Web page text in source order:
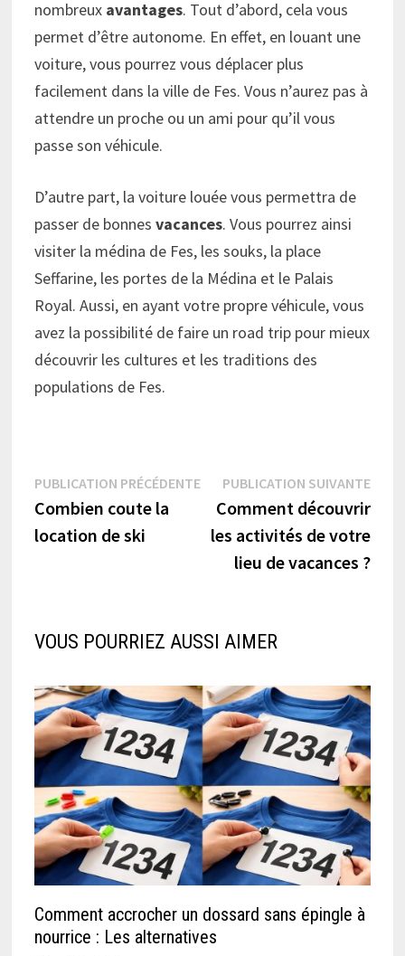
nombreux avantages. Tout d’abord, cela vous
permet d’être autonome. En effet, en louant une
voiture, vous pourrez vous déplacer plus
facilement dans la ville de Fes. Vous n’aurez pas à
attendre un proche ou un ami pour qu’il vous
passe son véhicule.
D’autre part, la voiture louée vous permettra de
passer de bonnesvacances. Vous pourrez ainsi
visiter la médina de Fes, les souks, la place
Seffarine, les portes de la Médina et le Palais
Royal. Aussi, en ayant votre propre véhicule, vous
avez la possibilité de faire un road trip pour mieux
découvrir les cultures et les traditions des
populations de Fes.
Navigation
de
PUBLICATION PRÉCÉDENTEPublication
précédente :
Combien coute la
location de ski
PUBLICATION SUIVANTE
Comment découvrir
les activités de votre
lieu de vacances ?
VOUS POURRIEZ AUSSI AIMER
Comment accrocher un dossard sans épingle à
nourrice : Les alternatives